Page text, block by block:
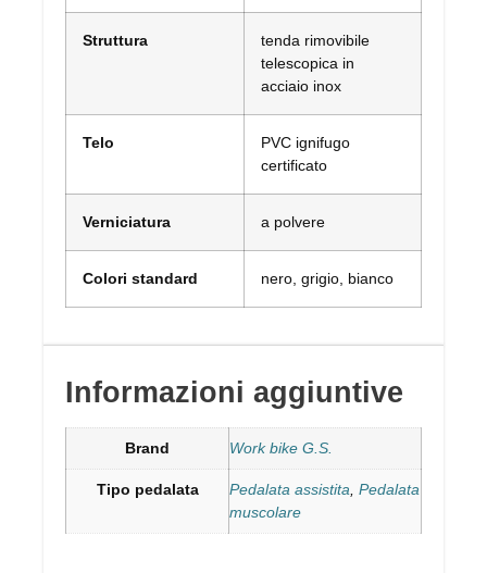
Struttura
tenda rimovibile
telescopica in
acciaio inox
Telo
PVC ignifugo
certificato
Verniciatura a polvere
Colori standard nero, grigio, bianco
Informazioni aggiuntive
Brand Work bike G.S.
Tipo pedalata Pedalata assistita Pedalata
muscolare